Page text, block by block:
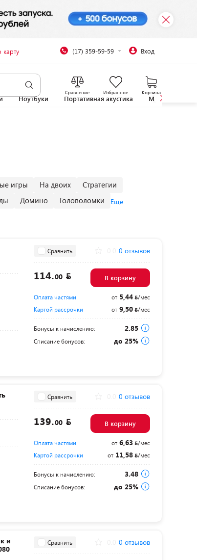
(17) 359-59-59 Вход
Сравнение Избранное Корзина
Ноутбуки Портативная акустика
игры На двоих
Стратегии
Домино Головоломки Еще
Сравнить 0 отзывов
114.00 В корзину
Оплата частями от5,44
/мес
Картой рассрочки
от9,50 /мес
Бонусы к начислению: 2.85
Списание бонусов: до 25%
Сравнить 0 отзывов
139.00 В корзину
Оплата частями от6,63
/мес
Картой рассрочки
от11,58 /мес
Бонусы к начислению: 3.48
Списание бонусов: до 25%
и
Сравнить 0 отзывов